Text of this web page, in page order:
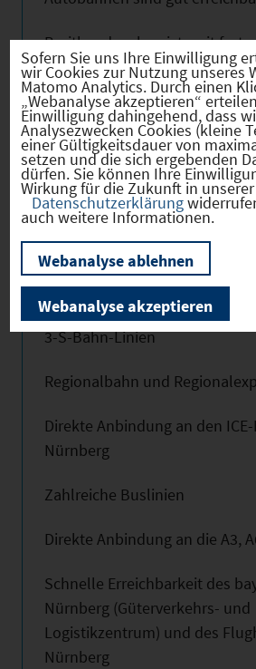
Breitbandausbau ist weit
finden Sie schnell und
Anschluss an Wohnort und
und haben mehr Frei-Zeit für
Familie.
NÜRNBERGER LAND.
IM HERZEN DER
3-S-Bahn-Linien
Regionalbahn und
Direkte Anbindung an den
Nürnberg
Zahlreiche Buslinien
Direkte Anbindung an die A3,
Schnelle Erreichbarkeit des
Nürnberg (Güterverkehrs- und
Logistikzentrum) und des
Nürnberg
Sofern Sie uns Ihre Einwilligung
wir Cookies zur Nutzung unseres
Matomo Analytics. Durch einen
„Webanalyse akzeptieren“
Einwilligung dahingehend, dass
Analysezwecken Cookies (kleine
einer Gültigkeitsdauer von
setzen und die sich ergebenden
dürfen. Sie können Ihre
Wirkung für die Zukunft in unserer
Datenschutzerklärung
auch weitere Informationen.
Webanalyse ablehnen
Webanalyse akzeptieren